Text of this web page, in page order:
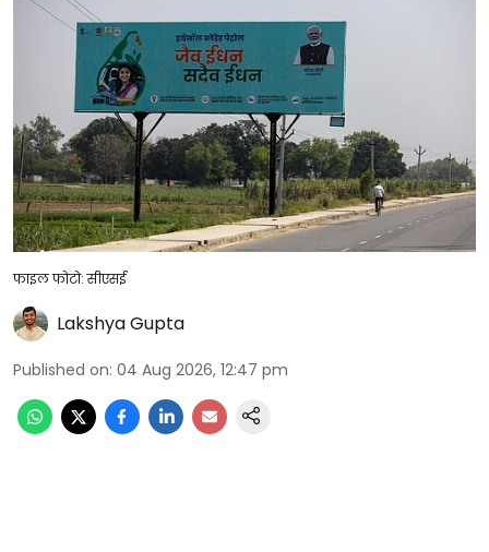
फाइल फोटो: सीएसई
Lakshya Gupta
Published on: 04 Aug 2026, 12:47 pm